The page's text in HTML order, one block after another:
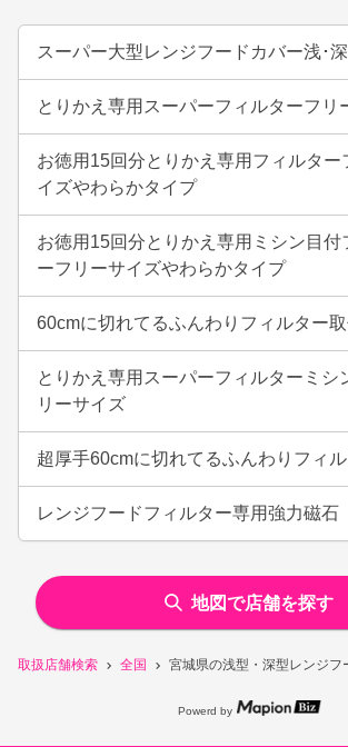
取扱店舗検索 全国 宮城県の浅型・深型レンジ
スーパー大型レンジフードカバー浅･
とりかえ専用スーパーフィルターフリ
お徳用15回分とりかえ専用フィルター
イズやわらかタイプ
お徳用15回分とりかえ専用ミシン目付
ーフリーサイズやわらかタイプ
60cmに切れてるふんわりフィルター
とりかえ専用スーパーフィルターミシ
リーサイズ
超厚手60cmに切れてるふんわりフィ
レンジフードフィルター専用強力磁石
地図で店舗を探す
Powerd by